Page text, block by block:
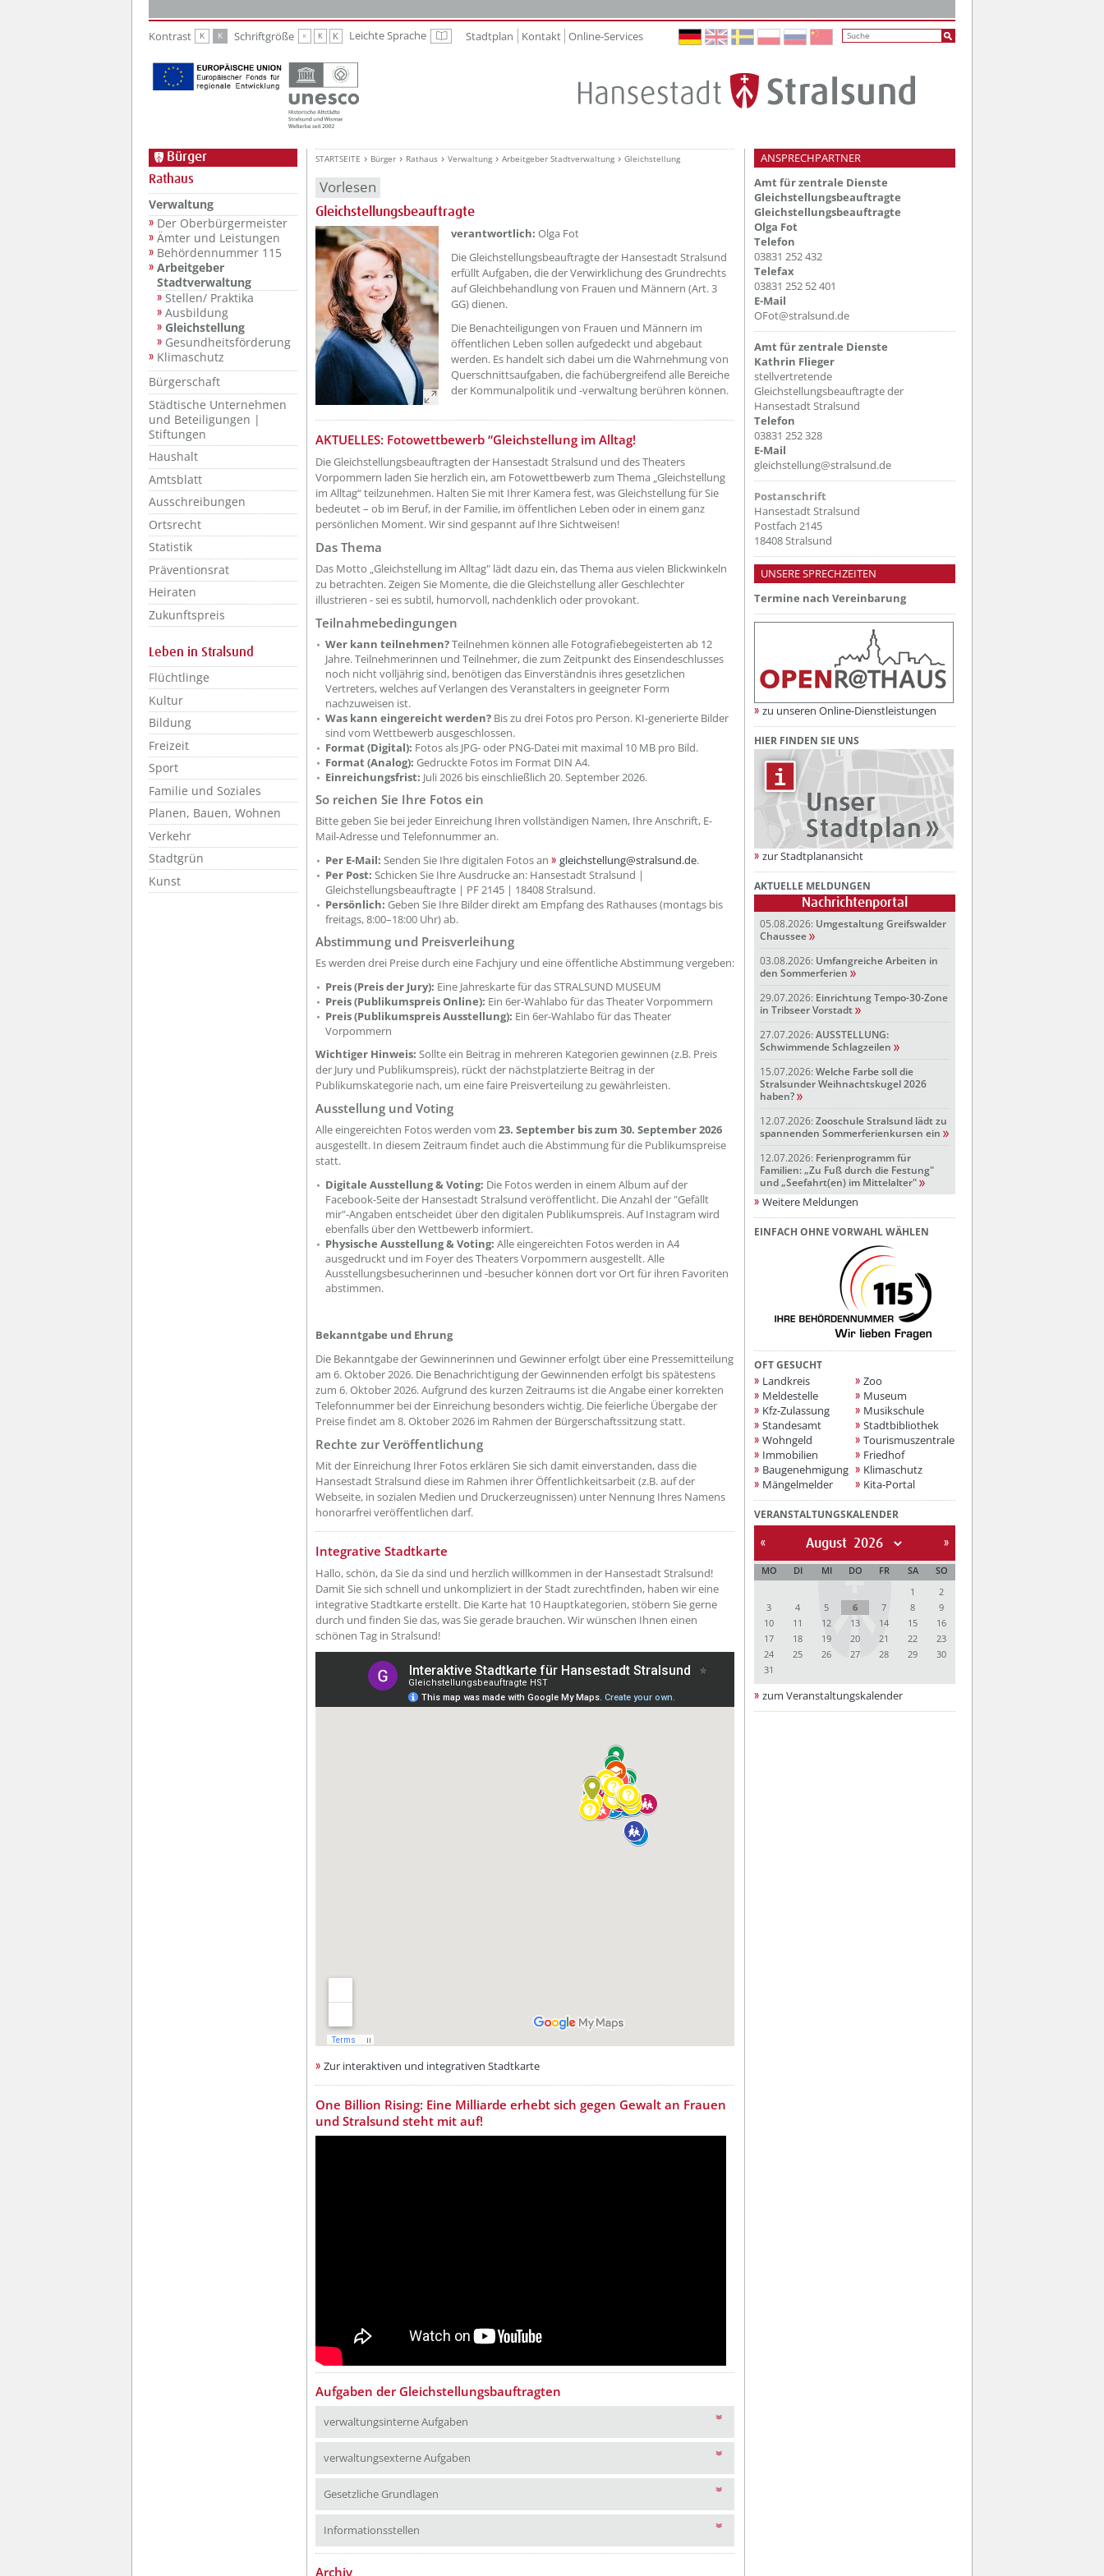
Kontrast K K Schriftgröße K K K Leichte Sprache Leichte Sprache
Stadtplan Kontakt Online-Services
Bürger
Rathaus
Verwaltung
Der Oberbürgermeister
Ämter und Leistungen
Behördennummer 115
Arbeitgeber
Stadtverwaltung
Stellen/ Praktika
Ausbildung
Gleichstellung
Gesundheitsförderung
Klimaschutz
Bürgerschaft
Städtische Unternehmen
und Beteiligungen |
Stiftungen
Haushalt
Amtsblatt
Ausschreibungen
Ortsrecht
Statistik
Präventionsrat
Heiraten
Zukunftspreis
Leben in Stralsund
Flüchtlinge
Kultur
Bildung
Freizeit
Sport
Familie und Soziales
Planen, Bauen, Wohnen
Verkehr
Stadtgrün
Kunst
STARTSEITE Bürger Rathaus Verwaltung Arbeitgeber Stadtverwaltung Gleichstellung
Vorlesen
Gleichstellungsbeauftragte
??? absaetzeOben[1]/titel ???
verantwortlich: Olga Fot
Die Gleichstellungsbeauftragte der Hansestadt Stralsund
erfüllt Aufgaben, die der Verwirklichung des Grundrechts
auf Gleichbehandlung von Frauen und Männern (Art. 3
GG) dienen.
Die Benachteiligungen von Frauen und Männern im
öffentlichen Leben sollen aufgedeckt und abgebaut
werden. Es handelt sich dabei um die Wahrnehmung von
Querschnittsaufgaben, die fachübergreifend alle Bereiche
der Kommunalpolitik und -verwaltung berühren können.
??? absaetzeOben[2]/titel ???
AKTUELLES: Fotowettbewerb “Gleichstellung im Alltag!
Die Gleichstellungsbeauftragten der Hansestadt Stralsund und des Theaters
Vorpommern laden Sie herzlich ein, am Fotowettbewerb zum Thema „Gleichstellung
im Alltag“ teilzunehmen. Halten Sie mit Ihrer Kamera fest, was Gleichstellung für Sie
bedeutet – ob im Beruf, in der Familie, im öffentlichen Leben oder in einem ganz
persönlichen Moment. Wir sind gespannt auf Ihre Sichtweisen!
Das Thema
Das Motto „Gleichstellung im Alltag" lädt dazu ein, das Thema aus vielen Blickwinkeln
zu betrachten. Zeigen Sie Momente, die die Gleichstellung aller Geschlechter
illustrieren - sei es subtil, humorvoll, nachdenklich oder provokant.
Teilnahmebedingungen
Wer kann teilnehmen?Teilnehmen können alle Fotografiebegeisterten ab 12
Jahre. Teilnehmerinnen und Teilnehmer, die zum Zeitpunkt des Einsendeschlusses
noch nicht volljährig sind, benötigen das Einverständnis ihres gesetzlichen
Vertreters, welches auf Verlangen des Veranstalters in geeigneter Form
nachzuweisen ist.
Was kann eingereicht werden? Bis zu drei Fotos pro Person. KI-generierte Bilder
sind vom Wettbewerb ausgeschlossen.
Format (Digital): Fotos als JPG- oder PNG-Datei mit maximal 10 MB pro Bild.
Format (Analog): Gedruckte Fotos im Format DIN A4.
Einreichungsfrist: Juli 2026 bis einschließlich 20. September 2026.
So reichen Sie Ihre Fotos ein
Bitte geben Sie bei jeder Einreichung Ihren vollständigen Namen, Ihre Anschrift, E-
Mail-Adresse und Telefonnummer an.
Per E-Mail: Senden Sie Ihre digitalen Fotos an gleichstellung@stralsund.de.
Per Post: Schicken Sie Ihre Ausdrucke an: Hansestadt Stralsund |
Gleichstellungsbeauftragte | PF 2145 | 18408 Stralsund.
Persönlich: Geben Sie Ihre Bilder direkt am Empfang des Rathauses (montags bis
freitags, 8:00–18:00 Uhr) ab.
Abstimmung und Preisverleihung
Es werden drei Preise durch eine Fachjury und eine öffentliche Abstimmung vergeben:
Preis (Preis der Jury): Eine Jahreskarte für das STRALSUND MUSEUM
Preis (Publikumspreis Online): Ein 6er-Wahlabo für das Theater Vorpommern
Preis (Publikumspreis Ausstellung): Ein 6er-Wahlabo für das Theater
Vorpommern
Wichtiger Hinweis: Sollte ein Beitrag in mehreren Kategorien gewinnen (z.B. Preis
der Jury und Publikumspreis), rückt der nächstplatzierte Beitrag in der
Publikumskategorie nach, um eine faire Preisverteilung zu gewährleisten.
Ausstellung und Voting
Alle eingereichten Fotos werden vom 23. September bis zum 30. September 2026
ausgestellt. In diesem Zeitraum findet auch die Abstimmung für die Publikumspreise
statt.
Digitale Ausstellung & Voting: Die Fotos werden in einem Album auf der
Facebook-Seite der Hansestadt Stralsund veröffentlicht. Die Anzahl der "Gefällt
mir"-Angaben entscheidet über den digitalen Publikumspreis. Auf Instagram wird
ebenfalls über den Wettbewerb informiert.
Physische Ausstellung & Voting: Alle eingereichten Fotos werden in A4
ausgedruckt und im Foyer des Theaters Vorpommern ausgestellt. Alle
Ausstellungsbesucherinnen und -besucher können dort vor Ort für ihren Favoriten
abstimmen.
Bekanntgabe und Ehrung
Die Bekanntgabe der Gewinnerinnen und Gewinner erfolgt über eine Pressemitteilung
am 6. Oktober 2026. Die Benachrichtigung der Gewinnenden erfolgt bis spätestens
zum 6. Oktober 2026. Aufgrund des kurzen Zeitraums ist die Angabe einer korrekten
Telefonnummer bei der Einreichung besonders wichtig. Die feierliche Übergabe der
Preise findet am 8. Oktober 2026 im Rahmen der Bürgerschaftssitzung statt.
Rechte zur Veröffentlichung
Mit der Einreichung Ihrer Fotos erklären Sie sich damit einverstanden, dass die
Hansestadt Stralsund diese im Rahmen ihrer Öffentlichkeitsarbeit (z.B. auf der
Webseite, in sozialen Medien und Druckerzeugnissen) unter Nennung Ihres Namens
honorarfrei veröffentlichen darf.
??? absaetzeOben[3]/titel ???
Integrative Stadtkarte
Hallo, schön, da Sie da sind und herzlich willkommen in der Hansestadt Stralsund!
Damit Sie sich schnell und unkompliziert in der Stadt zurechtfinden, haben wir eine
integrative Stadtkarte erstellt. Die Karte hat 10 Hauptkategorien, stöbern Sie gerne
durch und finden Sie das, was Sie gerade brauchen. Wir wünschen Ihnen einen
schönen Tag in Stralsund!
Zur interaktiven und integrativen Stadtkarte
??? absaetzeOben[4]/titel ???
One Billion Rising: Eine Milliarde erhebt sich gegen Gewalt an Frauen
und Stralsund steht mit auf!
Aufgaben der Gleichstellungsbauftragten
verwaltungsinterne Aufgaben
verwaltungsexterne Aufgaben
Gesetzliche Grundlagen
Informationsstellen
Archiv
ANSPRECHPARTNER
Amt für zentrale Dienste
Gleichstellungsbeauftragte
Gleichstellungsbeauftragte
Olga Fot
Telefon
03831 252 432
Telefax
03831 252 52 401
E-Mail
OFot@stralsund.de
Amt für zentrale Dienste
Kathrin Flieger
stellvertretende
Gleichstellungsbeauftragte der
Hansestadt Stralsund
Telefon
03831 252 328
E-Mail
gleichstellung@stralsund.de
Postanschrift
Hansestadt Stralsund
Postfach 2145
18408 Stralsund
UNSERE SPRECHZEITEN
Termine nach Vereinbarung
zu unseren Online-Dienstleistungen
HIER FINDEN SIE UNS
zur Stadtplanansicht
AKTUELLE MELDUNGEN
Nachrichtenportal
05.08.2026: Umgestaltung Greifswalder
Chaussee
03.08.2026: Umfangreiche Arbeiten in
den Sommerferien
29.07.2026: Einrichtung Tempo-30-Zone
in Tribseer Vorstadt
27.07.2026: AUSSTELLUNG:
Schwimmende Schlagzeilen
15.07.2026: Welche Farbe soll die
Stralsunder Weihnachtskugel 2026
haben?
12.07.2026: Zooschule Stralsund lädt zu
spannenden Sommerferienkursen ein
12.07.2026: Ferienprogramm für
Familien: „Zu Fuß durch die Festung"
und „Seefahrt(en) im Mittelalter"
Weitere Meldungen
EINFACH OHNE VORWAHL WÄHLEN
OFT GESUCHT
Landkreis
Meldestelle
Kfz-Zulassung
Standesamt
Wohngeld
Immobilien
Baugenehmigung
Mängelmelder
Zoo
Museum
Musikschule
Stadtbibliothek
Tourismuszentrale
Friedhof
Klimaschutz
Kita-Portal
VERANSTALTUNGSKALENDER
August
MO DI MI DO FR SA
SO
1
2
3
4 5 6 7 8
9
10
11 12 13 14 15
16
17
18 19 20 21 22
23
24
25 26 27 28 29
30
31
zum Veranstaltungskalender